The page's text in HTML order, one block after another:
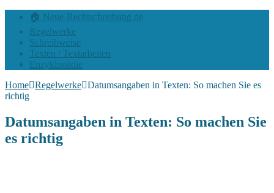
🏠 Neue-Rechtschreibung.de
Regelwerke
Schreibweise
Texten / Textarbeiten
Enzyklopädie
Home Regelwerke Datumsangaben in Texten: So machen Sie es
richtig
Datumsangaben in Texten: So machen Sie
es richtig